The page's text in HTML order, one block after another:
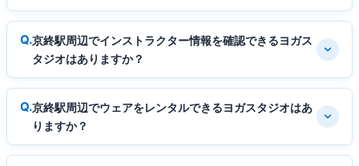
京終駅周辺でインストラクター情報を確認できるヨガス
タジオはありますか？
京終駅周辺でウェアをレンタルできるヨガスタジオはあ
りますか？